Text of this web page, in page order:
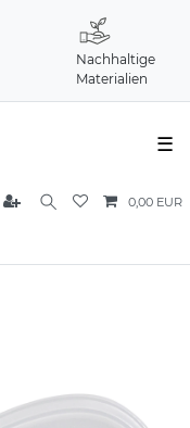
Nachhaltige
Materialien
☰
0,00 EUR